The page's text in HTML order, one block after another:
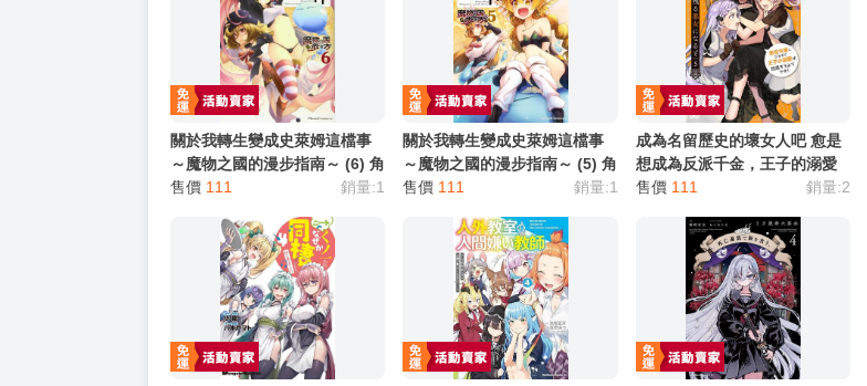
關於我轉生變成史萊姆這檔事
～魔物之國的漫步指南～ (6) 角
川 漫畫 買動漫
售價 111 銷量:1
關於我轉生變成史萊姆這檔事
～魔物之國的漫步指南～ (5) 角
川 漫畫 買動漫
售價 111 銷量:1
成為名留歷史的壞女人吧 愈是
想成為反派千金，王子的溺愛
愈是熱烈！ (5) ★首刷精美書卡
售價 111 銷量:2